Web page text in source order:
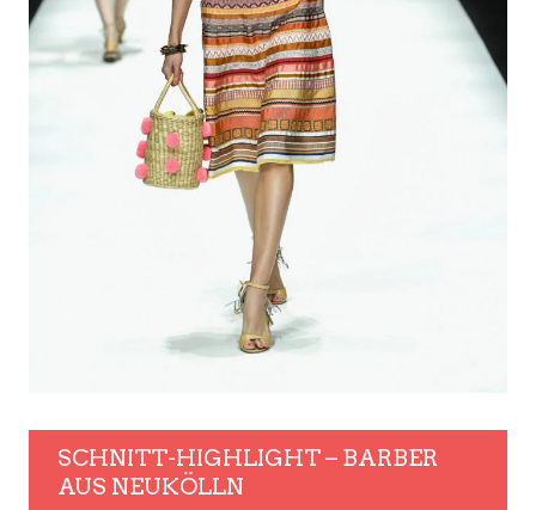
SCHNITT-HIGHLIGHT – BARBER
AUS NEUKÖLLN